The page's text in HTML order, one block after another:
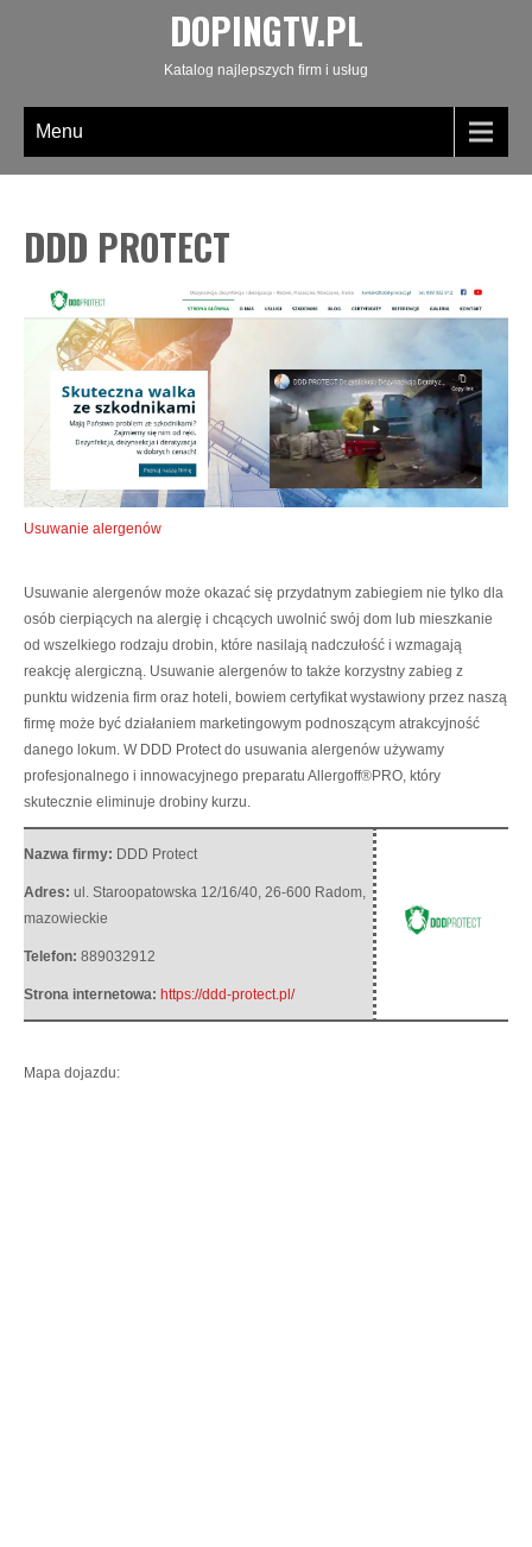
DOPINGTV.PL
Katalog najlepszych firm i usług
Menu
DDD PROTECT
Usuwanie alergenów
Usuwanie alergenów może okazać się przydatnym zabiegiem nie tylko dla
osób cierpiących na alergię i chcących uwolnić swój dom lub mieszkanie
od wszelkiego rodzaju drobin, które nasilają nadczułość i wzmagają
reakcję alergiczną. Usuwanie alergenów to także korzystny zabieg z
punktu widzenia firm oraz hoteli, bowiem certyfikat wystawiony przez naszą
firmę może być działaniem marketingowym podnoszącym atrakcyjność
danego lokum. W DDD Protect do usuwania alergenów używamy
profesjonalnego i innowacyjnego preparatu Allergoff®PRO, który
skutecznie eliminuje drobiny kurzu.
Nazwa firmy: DDD Protect
Adres: ul. Staroopatowska 12/16/40, 26-600 Radom,
mazowieckie
Telefon: 889032912
Strona internetowa: https://ddd-protect.pl/
Mapa dojazdu: